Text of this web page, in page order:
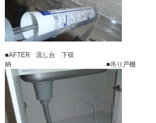
■AFTER 流し台 下収
納 ■吊り戸棚